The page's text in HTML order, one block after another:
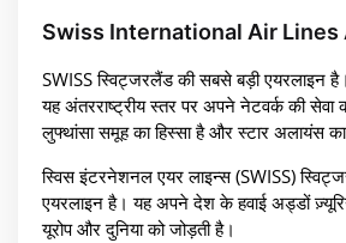
Swiss International Air Lines
SWISS स्विट्जरलैंड की सबसे बड़ी एयरलाइन
यह अंतरराष्ट्रीय स्तर पर अपने नेटवर्क की सेवा
लुफ्थांसा समूह का हिस्सा है और स्टार अलायंस
स्विस इंटरनेशनल एयर लाइन्स (SWISS)
एयरलाइन है। यह अपने देश के हवाई अड्डों
यूरोप और दुनिया को जोड़ती है।